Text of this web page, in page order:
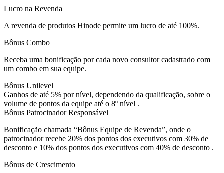
Lucro na Revenda
A revenda de produtos Hinode permite um lucro de até 100%.
Bônus Combo
Receba uma bonificação por cada novo consultor cadastrado com
um combo em sua equipe.
Bônus Unilevel
Ganhos de até 5% por nível, dependendo da qualificação, sobre o
volume de pontos da equipe até o 8º nível .
Bônus Patrocinador Responsável
Bonificação chamada “Bônus Equipe de Revenda”, onde o
patrocinador recebe 20% dos pontos dos executivos com 30% de
desconto e 10% dos pontos dos executivos com 40% de desconto .
Bônus de Crescimento